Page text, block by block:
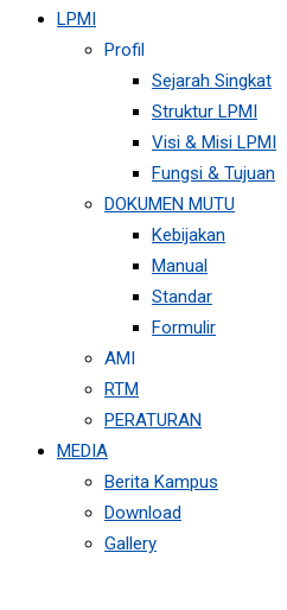
LPMI
Profil
Sejarah Singkat
Struktur LPMI
Visi & Misi LPMI
Fungsi & Tujuan
DOKUMEN MUTU
Kebijakan
Manual
Standar
Formulir
AMI
RTM
PERATURAN
MEDIA
Berita Kampus
Download
Gallery